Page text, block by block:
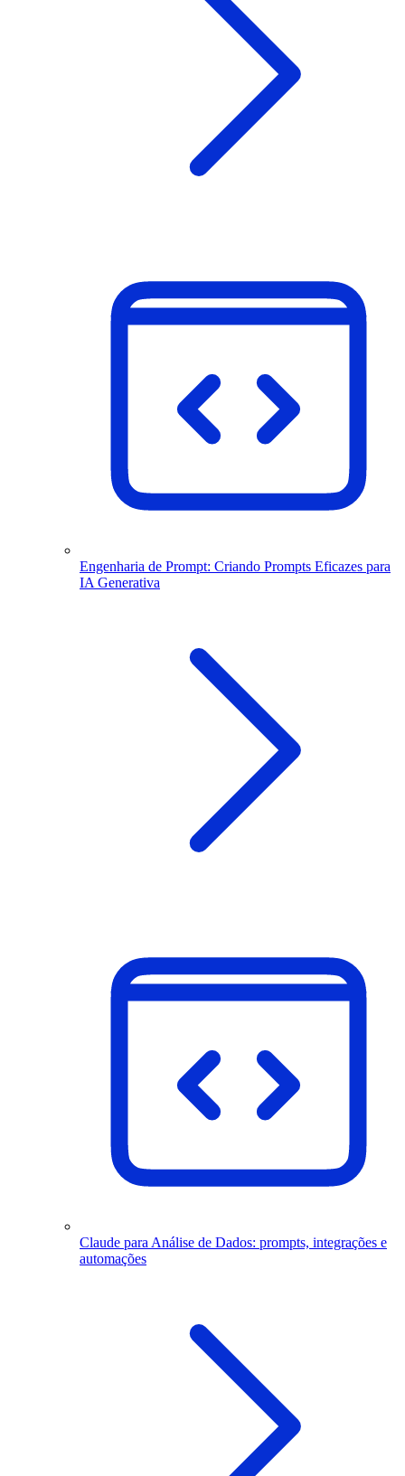
Engenharia de Prompt: Criando Prompts Eficazes para
IA Generativa
Claude para Análise de Dados: prompts, integrações e
automações